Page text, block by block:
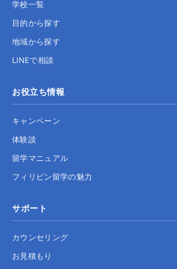
学校一覧
目的から探す
地域から探す
LINEで相談
お役立ち情報
キャンペーン
体験談
留学マニュアル
フィリピン留学の魅力
サポート
カウンセリング
お見積もり